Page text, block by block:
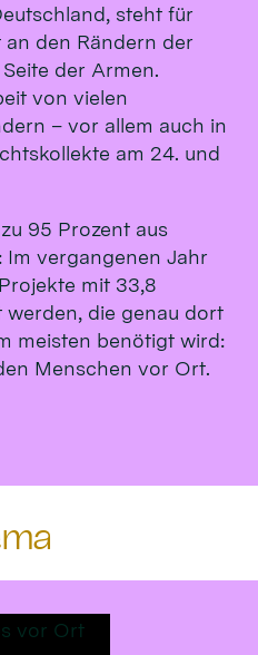
steht für
den Rändern der
der Armen.
von vielen
– vor allem auch in
am 24. und
95 Prozent aus
Im vergangenen Jahr
mit 33,8
die genau dort
meisten benötigt wird:
Menschen vor Ort.